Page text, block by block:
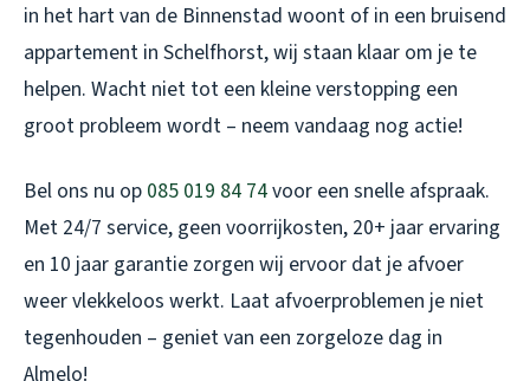
in het hart van de Binnenstad woont of in een bruisend
appartement in Schelfhorst, wij staan klaar om je te
helpen. Wacht niet tot een kleine verstopping een
groot probleem wordt – neem vandaag nog actie!
Bel ons nu op 085 019 84 74voor een snelle afspraak.
Met 24/7 service, geen voorrijkosten, 20+ jaar ervaring
en 10 jaar garantie zorgen wij ervoor dat je afvoer
weer vlekkeloos werkt. Laat afvoerproblemen je niet
tegenhouden – geniet van een zorgeloze dag in
Almelo!